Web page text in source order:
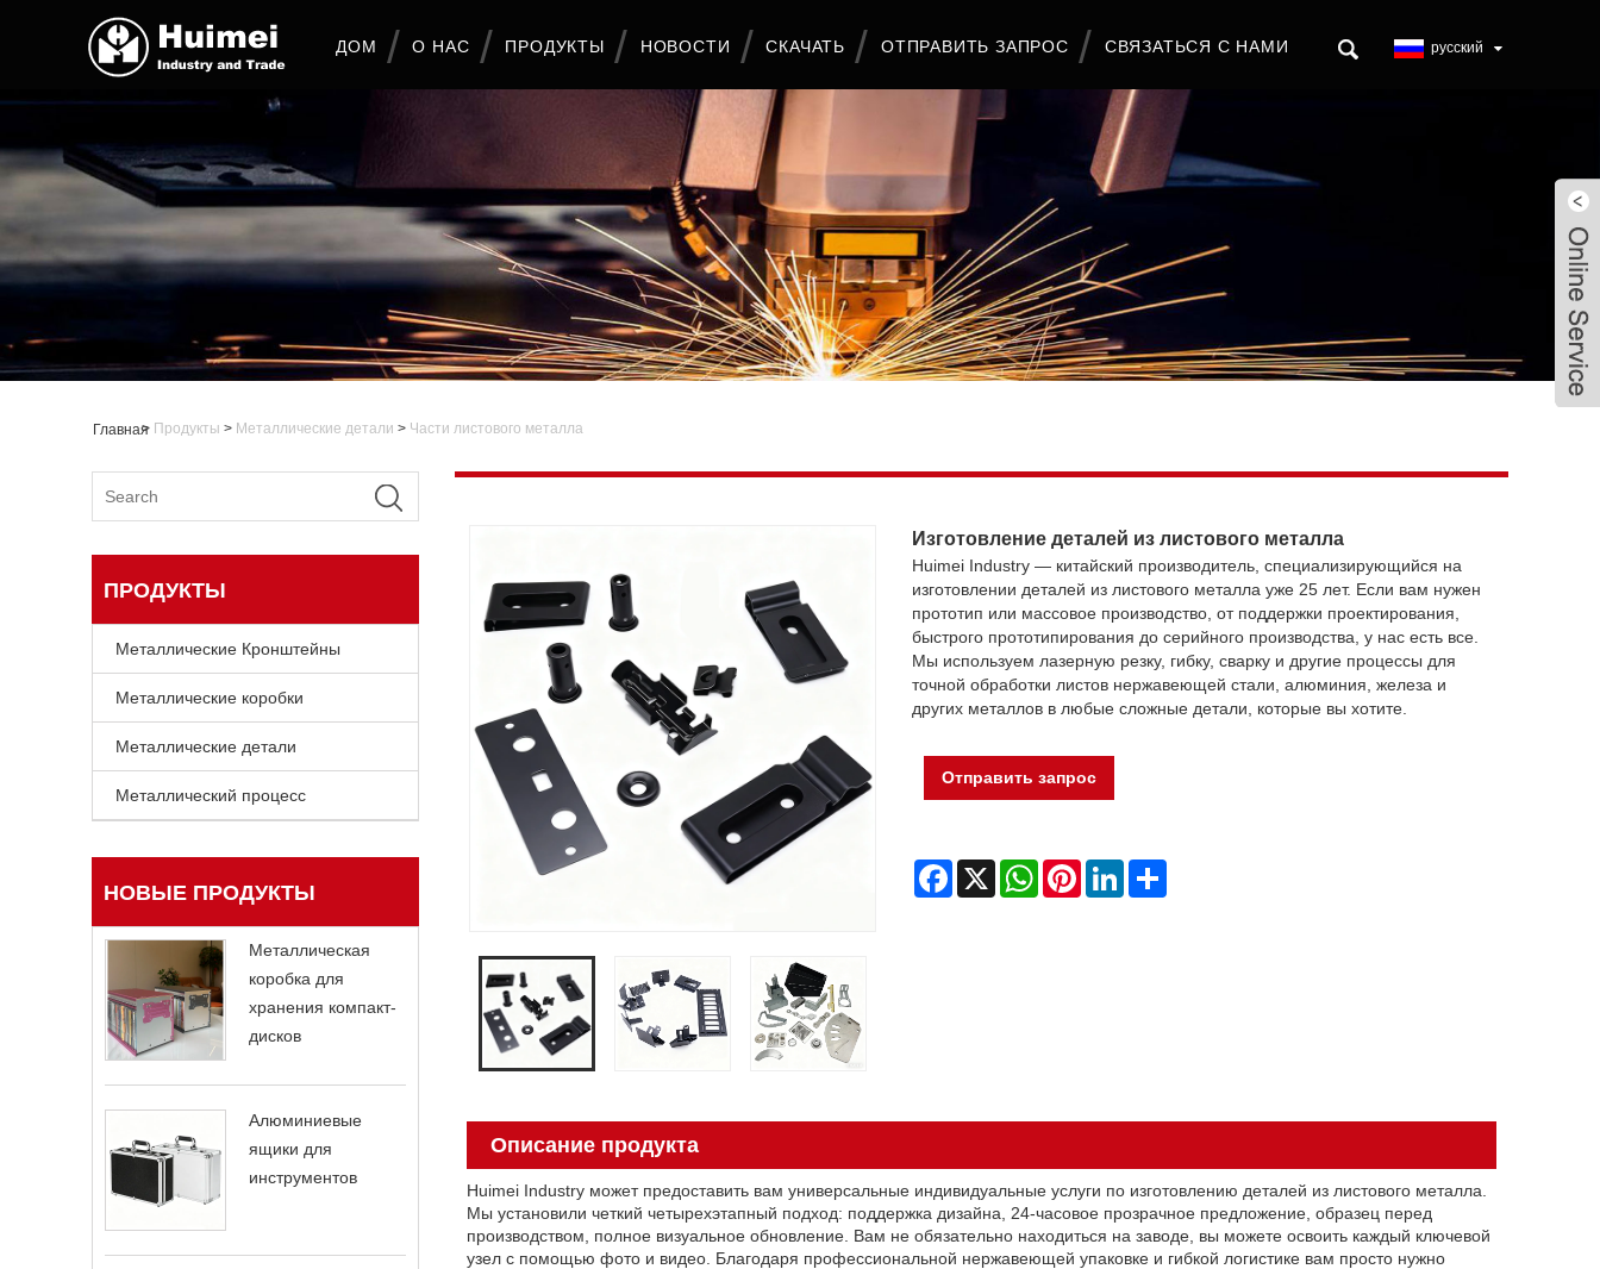
ДОМ О НАС ПРОДУКТЫ НОВОСТИ СКАЧАТЬ ОТПРАВИТЬ ЗАПРОС СВЯЗАТЬСЯ С НАМИ русский
Главная
> Продукты > Металлические детали > Части листового металла
ПРОДУКТЫ
Металлические Кронштейны
Металлические коробки
Металлические детали
Металлический процесс
НОВЫЕ ПРОДУКТЫ
Металлическая
коробка для
хранения компакт-
дисков
Алюминиевые
ящики для
инструментов
Изготовление деталей из листового металла
Huimei Industry — китайский производитель, специализирующийся на
изготовлении деталей из листового металла уже 25 лет. Если вам нужен
прототип или массовое производство, от поддержки проектирования,
быстрого прототипирования до серийного производства, у нас есть все.
Мы используем лазерную резку, гибку, сварку и другие процессы для
точной обработки листов нержавеющей стали, алюминия, железа и
других металлов в любые сложные детали, которые вы хотите.
Отправить запрос
Facebook
X WhatsAppPinterestLinkedInShare
Описание продукта
Huimei Industry может предоставить вам универсальные индивидуальные услуги по изготовлению деталей из листового металла.
Мы установили четкий четырехэтапный подход: поддержка дизайна, 24-часовое прозрачное предложение, образец перед
производством, полное визуальное обновление. Вам не обязательно находиться на заводе, вы можете освоить каждый ключевой
узел с помощью фото и видео. Благодаря профессиональной нержавеющей упаковке и гибкой логистике вам просто нужно